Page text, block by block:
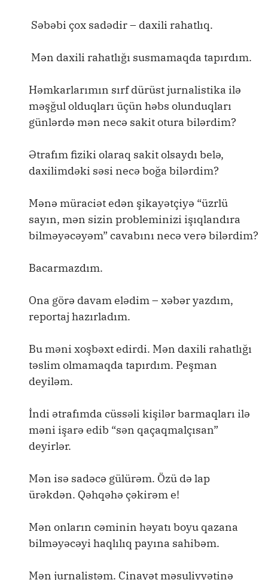
Səbəbi çox sadədir – daxili rahatlıq.
Mən daxili rahatlığı susmamaqda tapırdım.
Həmkarlarımın sırf dürüst jurnalistika ilə
məşğul olduqları üçün həbs olunduqları
günlərdə mən necə sakit otura bilərdim?
Ətrafım fiziki olaraq sakit olsaydı belə,
daxilimdəki səsi necə boğa bilərdim?
Mənə müraciət edən şikayətçiyə “üzrlü
sayın, mən sizin probleminizi işıqlandıra
bilməyəcəyəm” cavabını necə verə bilərdim?
Bacarmazdım.
Ona görə davam elədim – xəbər yazdım,
reportaj hazırladım.
Bu məni xoşbəxt edirdi. Mən daxili rahatlığı
təslim olmamaqda tapırdım. Peşman
deyiləm.
İndi ətrafımda cüssəli kişilər barmaqları ilə
məni işarə edib “sən qaçaqmalçısan”
deyirlər.
Mən isə sadəcə gülürəm. Özü də lap
ürəkdən. Qəhqəhə çəkirəm e!
Mən onların cəminin həyatı boyu qazana
bilməyəcəyi haqlılıq payına sahibəm.
Mən jurnalistəm. Cinayət məsuliyyətinə